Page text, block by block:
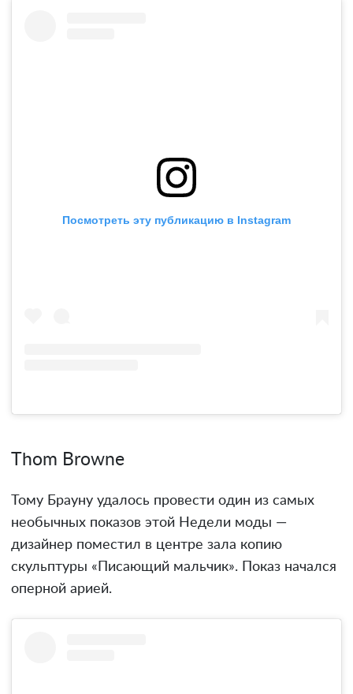
Посмотреть эту публикацию в Instagram
Thom Browne
Тому Брауну удалось провести один из самых
необычных показов этой Недели моды —
дизайнер поместил в центре зала копию
скульптуры «Писающий мальчик». Показ начался
оперной арией.